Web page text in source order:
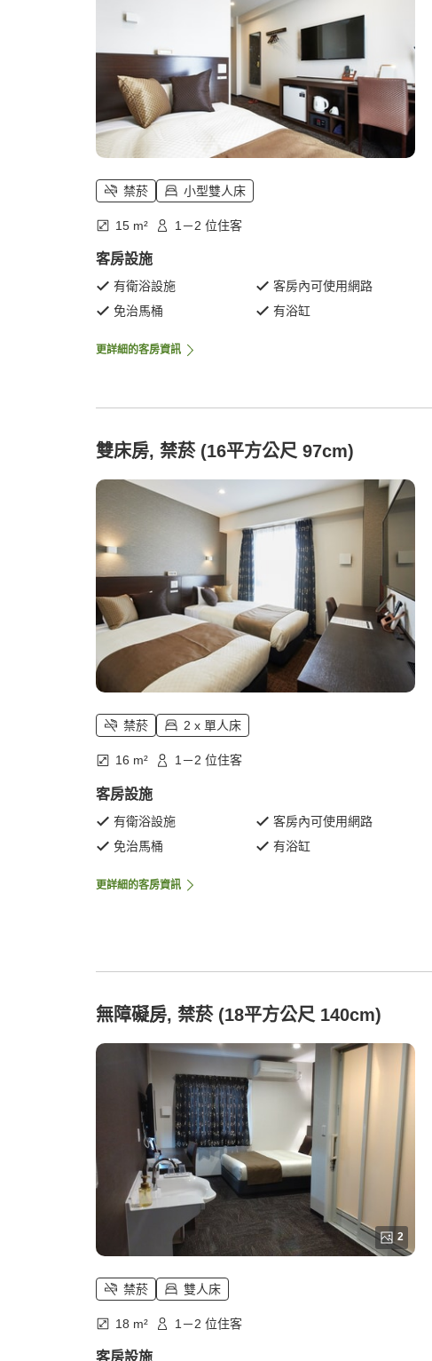
禁菸 小型雙人床
15 m² 1－2 位住客
客房設施
有衛浴設施
客房內可使用網路
免治馬桶
有浴缸
更詳細的客房資訊
雙床房, 禁菸 (16平方公尺 97cm)
禁菸 2 x 單人床
16 m² 1－2 位住客
客房設施
有衛浴設施
客房內可使用網路
免治馬桶
有浴缸
更詳細的客房資訊
無障礙房, 禁菸 (18平方公尺 140cm)
2
禁菸 雙人床
18 m² 1－2 位住客
客房設施